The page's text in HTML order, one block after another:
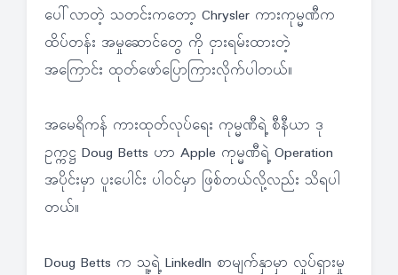
ပေါ်လာတဲ့ သတင်းကတော့ Chrysler ကားကုမ္မဏီက
ထိပ်တန်း အမှုဆောင်တွေ ကို ငှားရမ်းထားတဲ့
အကြောင်း ထုတ်ဖော်ပြောကြားလိုက်ပါတယ်။
အမေရိကန် ကားထုတ်လုပ်ရေး ကုမ္မဏီရဲ့ စီနီယာ ဒု
ဥက္ကဋ္ဌ Doug Betts ဟာ Apple ကုမ္မဏီရဲ့ Operation
အပိုင်းမှာ ပူးပေါင်း ပါဝင်မှာ ဖြစ်တယ်လို့လည်း သိရပါ
တယ်။
Doug Betts က သူ့ရဲ့ Linkedln စာမျက်နှာမှာ လှုပ်ရှားမှု